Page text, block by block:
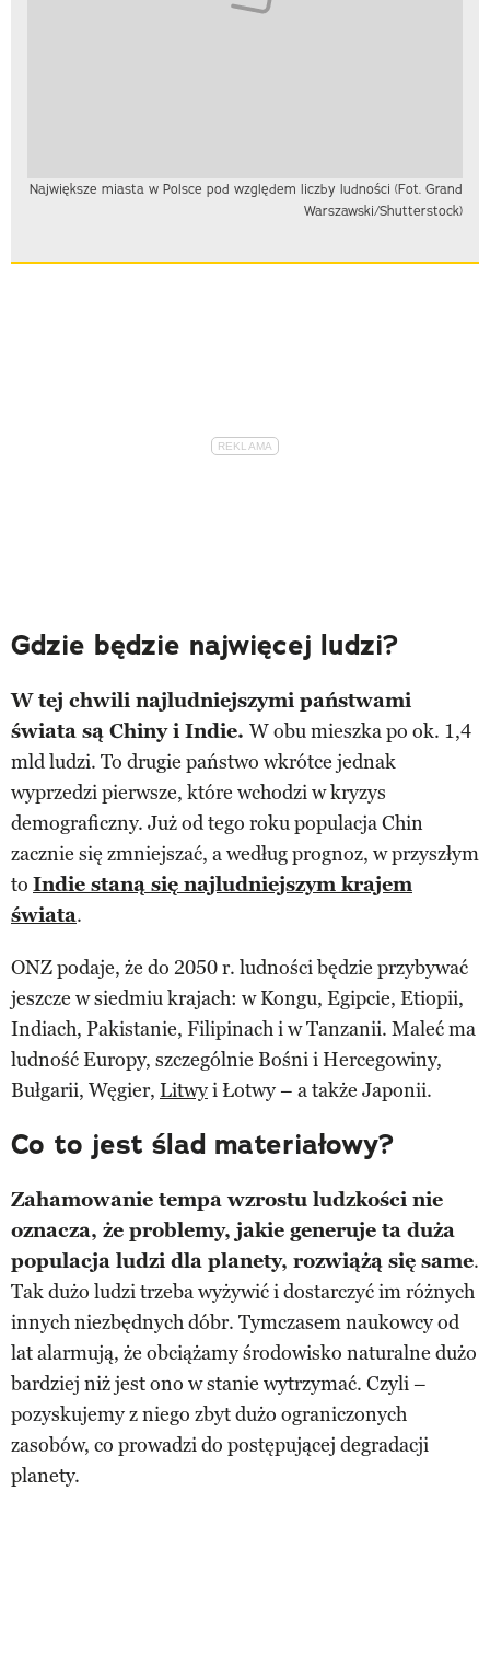
Największe miasta w Polsce pod względem liczby ludności (Fot. Grand
Warszawski/Shutterstock)
Gdzie będzie najwięcej ludzi?
W tej chwili najludniejszymi państwami
świata są Chiny i Indie. W obu mieszka po ok. 1,4
mld ludzi. To drugie państwo wkrótce jednak
wyprzedzi pierwsze, które wchodzi w kryzys
demograficzny. Już od tego roku populacja Chin
zacznie się zmniejszać, a według prognoz, w przyszłym
to Indie staną się najludniejszym krajem
świata.
ONZ podaje, że do 2050 r. ludności będzie przybywać
jeszcze w siedmiu krajach: w Kongu, Egipcie, Etiopii,
Indiach, Pakistanie, Filipinach i w Tanzanii. Maleć ma
ludność Europy, szczególnie Bośni i Hercegowiny,
Bułgarii, Węgier, Litwyi Łotwy – a także Japonii.
Co to jest ślad materiałowy?
Zahamowanie tempa wzrostu ludzkości nie
oznacza, że problemy, jakie generuje ta duża
populacja ludzi dla planety, rozwiążą się same.
Tak dużo ludzi trzeba wyżywić i dostarczyć im różnych
innych niezbędnych dóbr. Tymczasem naukowcy od
lat alarmują, że obciążamy środowisko naturalne dużo
bardziej niż jest ono w stanie wytrzymać. Czyli –
pozyskujemy z niego zbyt dużo ograniczonych
zasobów, co prowadzi do postępującej degradacji
planety.